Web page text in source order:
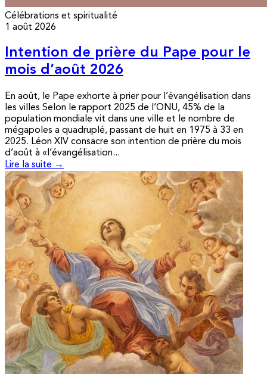
Célébrations et spiritualité
1 août 2026
Intention de prière du Pape pour le
mois d’août 2026
En août, le Pape exhorte à prier pour l’évangélisation dans
les villes Selon le rapport 2025 de l’ONU, 45% de la
population mondiale vit dans une ville et le nombre de
mégapoles a quadruplé, passant de huit en 1975 à 33 en
2025. Léon XIV consacre son intention de prière du mois
d’août à «l’évangélisation...
Lire la suite →